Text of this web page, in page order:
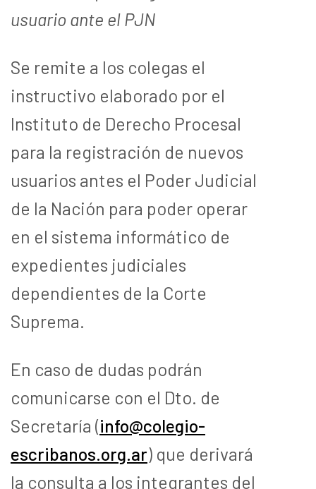
usuario ante el PJN
Se remite a los colegas el
instructivo elaborado por el
Instituto de Derecho Procesal
para la registración de nuevos
usuarios antes el Poder Judicial
de la Nación para poder operar
en el sistema informático de
expedientes judiciales
dependientes de la Corte
Suprema.
En caso de dudas podrán
comunicarse con el Dto. de
Secretaría (info@colegio-
escribanos.org.ar) que derivará
la consulta a los integrantes del